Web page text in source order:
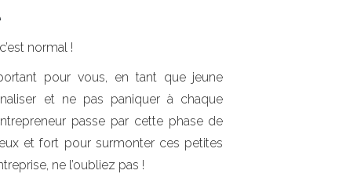
normal !
pour vous, en tant que jeune
et ne pas paniquer à chaque
passe par cette phase de
et fort pour surmonter ces petites
ne l’oubliez pas !